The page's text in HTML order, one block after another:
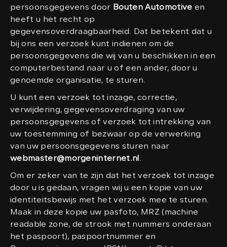
persoonsgegevens door Bouten Automotive en
heeft u het recht op
gegevensoverdraagbaarheid. Dat betekent dat u
bij ons een verzoek kunt indienen om de
persoonsgegevens die wij van u beschikken in een
computerbestand naar u of een ander, door u
genoemde organisatie, te sturen.
U kunt een verzoek tot inzage, correctie,
verwijdering, gegevensoverdraging van uw
persoonsgegevens of verzoek tot intrekking van
uw toestemming of bezwaar op de verwerking
van uw persoonsgegevens sturen naar
webmaster@morgeninternet.nl .
Om er zeker van te zijn dat het verzoek tot inzage
door u is gedaan, vragen wij u een kopie van uw
identiteitsbewijs met het verzoek mee te sturen.
Maak in deze kopie uw pasfoto, MRZ (machine
readable zone, de strook met nummers onderaan
het paspoort), paspoortnummer en